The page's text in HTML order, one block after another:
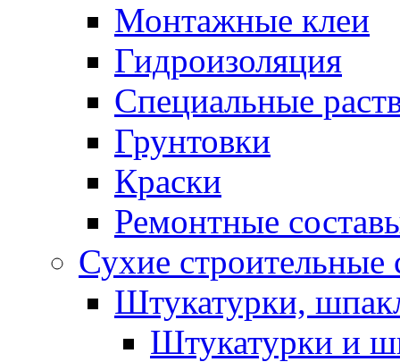
Монтажные клеи
Гидроизоляция
Специальные
Грунтовки
Краски
Ремонтные
Сухие
Штукатурки,
Штукатурки и